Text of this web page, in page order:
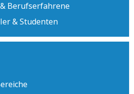
Berufserfahrene
& Studenten